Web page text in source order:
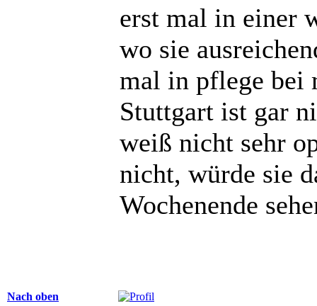
erst mal in einer
wo sie
mal in pflege bei
Stuttgart ist gar
weiß nicht sehr
nicht, würde sie
Wochenende
Nach oben